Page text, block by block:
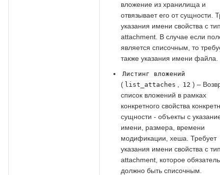
вложение из хранилища и
отвязывает его от сущности.
указания имени свойства с
attachment. В случае если
является списочным, то
также указания имени файла.
Листинг вложений
( list_attaches 12 ) –
список вложений в рамках
конкретного свойства
сущности - объекты с
имени, размера, времени
модификации, хеша. Требует
указания имени свойства с
attachment, которое
должно быть списочным.